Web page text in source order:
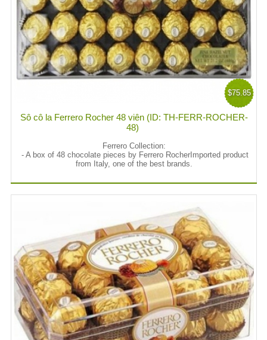
$75.85
Sô cô la Ferrero Rocher 48 viên (ID: TH-FERR-ROCHER-
48)
Ferrero Collection:
- A box of 48 chocolate pieces by Ferrero RocherImported product
from Italy, one of the best brands.